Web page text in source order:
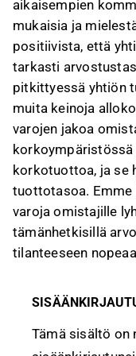
aikaisempien
mukaisia ja
positiivista, että
tarkasti
pitkittyessä yhtiön
muita keinoja
varojen jakoa
korkoympäristössä
korkotuottoa, ja se
tuottotasoa. Emme
varoja omistajille
tämänhetkisillä
tilanteeseen
Tämä sisältö on